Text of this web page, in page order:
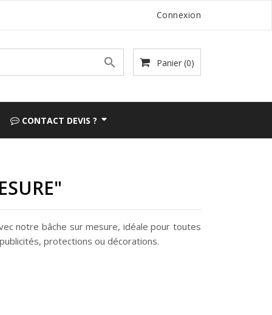
Connexion
Panier (0)

CONTACT DEVIS ?
notre bâche sur mesure, idéale pour toutes
protections ou décorations.